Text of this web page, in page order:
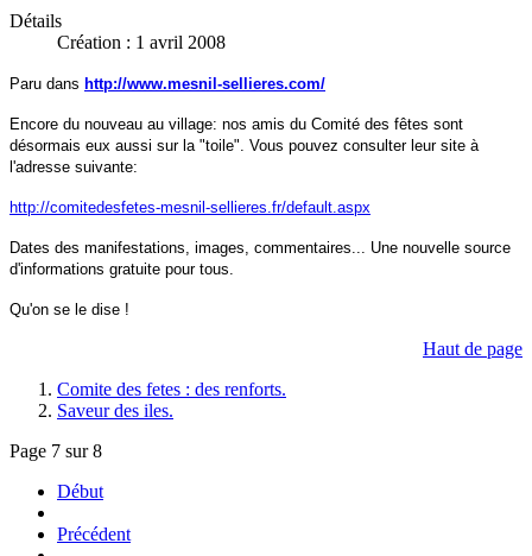
Détails
Création : 1 avril 2008
Paru dans http://www.mesnil-sellieres.com/
Encore du nouveau au village: nos amis du Comité des fêtes sont
désormais eux aussi sur la "toile". Vous pouvez consulter leur site à
l'adresse suivante:
http://comitedesfetes-mesnil-sellieres.fr/default.aspx
Dates des manifestations, images, commentaires... Une nouvelle source
d'informations gratuite pour tous.
Qu'on se le dise !
Haut de page
Comite des fetes : des renforts.
Saveur des iles.
Page 7 sur 8
Début
Précédent